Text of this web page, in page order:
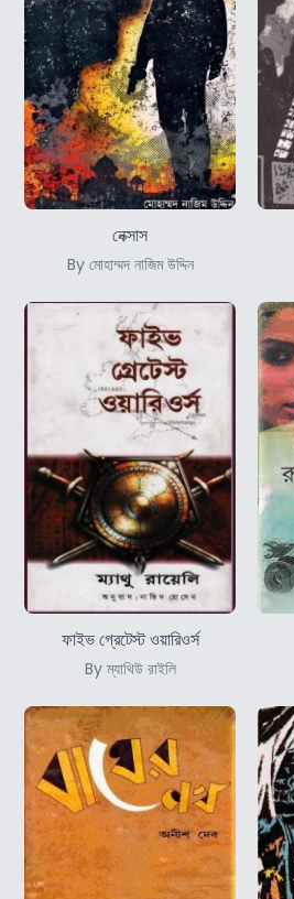
নেক্সাস
By মোহাম্মদ নাজিম উদ্দিন
ফাইভ গ্রেটেস্ট ওয়ারিওর্স
By ম্যাথিউ রাইলি